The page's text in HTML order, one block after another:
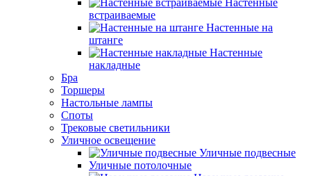
Настенные
встраиваемые
Настенные на
штанге
Настенные
накладные
Бра
Торшеры
Настольные лампы
Споты
Трековые светильники
Уличное освещение
Уличные подвесные
Уличные потолочные